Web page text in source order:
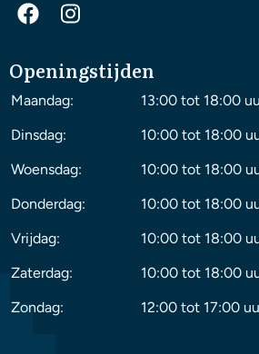
Openingstijden
Maandag:
13:00 tot 18:00
Dinsdag:
10:00 tot 18:00
Woensdag:
10:00 tot 18:00
Donderdag:
10:00 tot 18:00
Vrijdag:
10:00 tot 18:00
Zaterdag:
10:00 tot 18:00
Zondag:
12:00 tot 17:00